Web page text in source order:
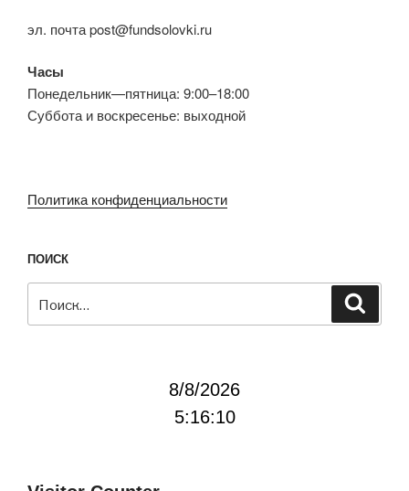
эл. почта post@fundsolovki.ru
Часы
Понедельник—пятница: 9:00–18:00
Суббота и воскресенье: выходной
Политика конфиденциальности
ПОИСК
8/8/2026
5:16:10